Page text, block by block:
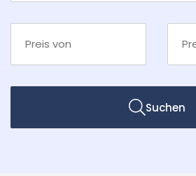
Suchen